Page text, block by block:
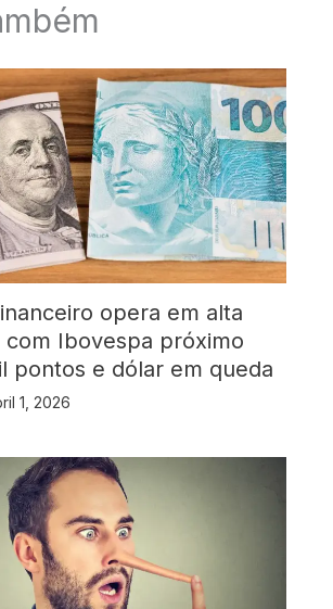
opera em alta
com Ibovespa próximo
pontos e dólar em queda
1, 2026